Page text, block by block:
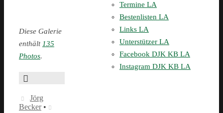
Diese Galerie
enthält135
Photos.
Jörg
Becker •
Termine LA
Bestenlisten LA
Links LA
Unterstützer LA
Facebook DJK KB LA
Instagram DJK KB LA